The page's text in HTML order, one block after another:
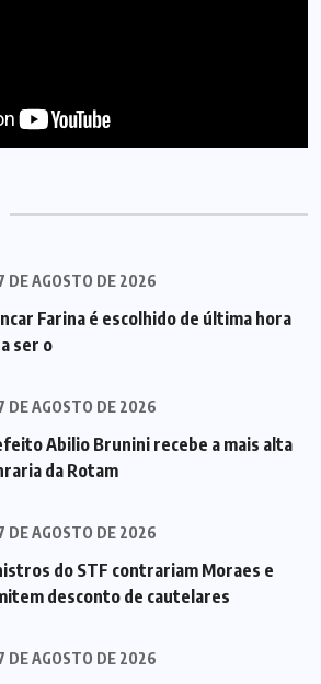
DE AGOSTO DE 2026
Farina é escolhido de última hora
ser o
DE AGOSTO DE 2026
Abilio Brunini recebe a mais alta
da Rotam
DE AGOSTO DE 2026
do STF contrariam Moraes e
desconto de cautelares
DE AGOSTO DE 2026